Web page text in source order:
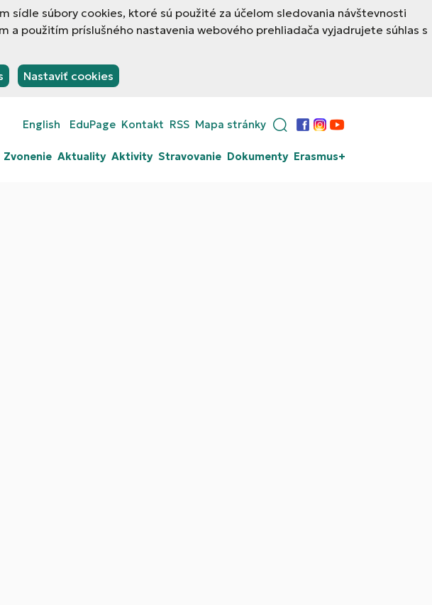
sídle súbory cookies, ktoré sú použité za účelom sledovania návštevnosti
a použitím príslušného nastavenia webového prehliadača vyjadrujete súhlas s
Nastaviť cookies
English EduPage Kontakt RSS Mapa stránky
Facebook
Instagram
YouTube
Zvonenie Aktuality Aktivity Stravovanie Dokumenty Erasmus+